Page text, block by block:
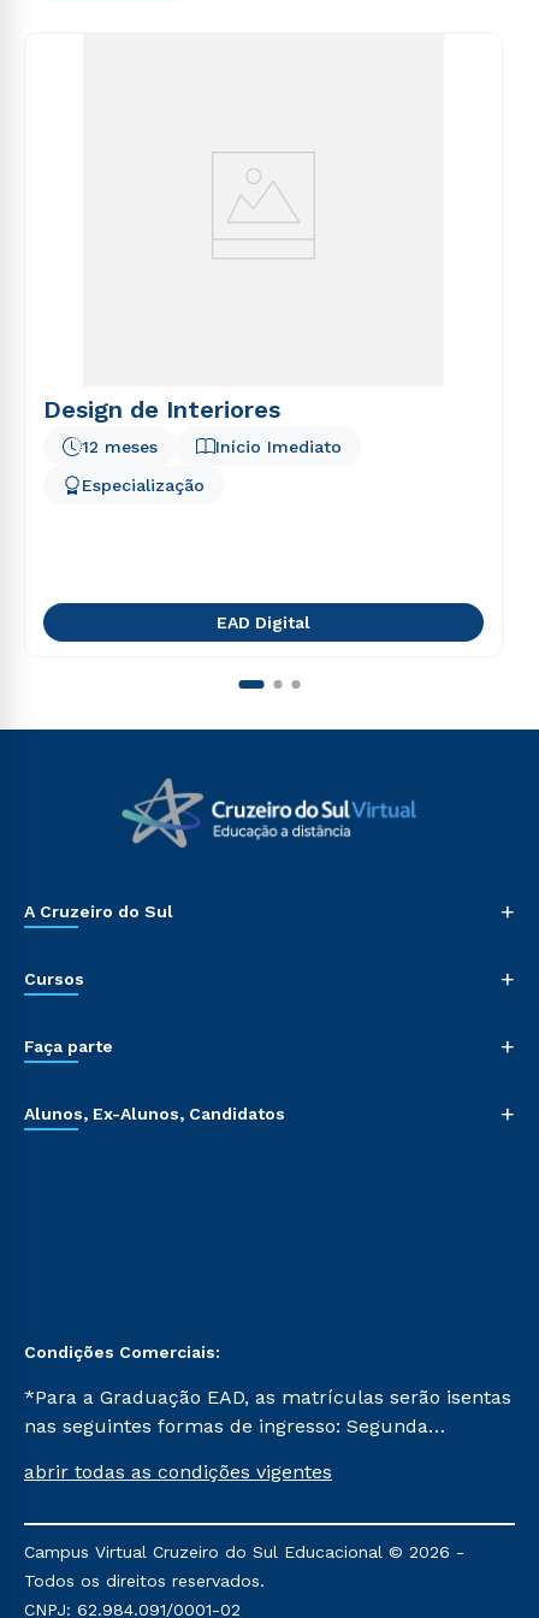
Design de Interiores
Início Imediato
12 meses
Especialização
EAD Digital
A Cruzeiro do Sul +
Cursos +
Faça parte +
Alunos, Ex-Alunos, Candidatos +
Condições Comerciais:
*Para a Graduação EAD, as matrículas serão isentas
nas seguintes formas de ingresso: Segunda
Já para as demais, a taxa de matrícula será de R$
mencionadas são referentes aos cursos: Ensino
Religioso, Geografia para a Docência e Metodologia
do Ensino de História: Questões Atuais.
abrir todas as condições vigentes
Campus Virtual Cruzeiro do Sul Educacional © 2026 -
Todos os direitos reservados.
CNPJ: 62.984.091/0001-02